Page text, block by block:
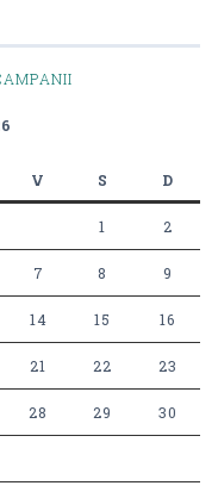
V S D
1 2
7 8 9
14 15 16
21 22 23
28 29 30